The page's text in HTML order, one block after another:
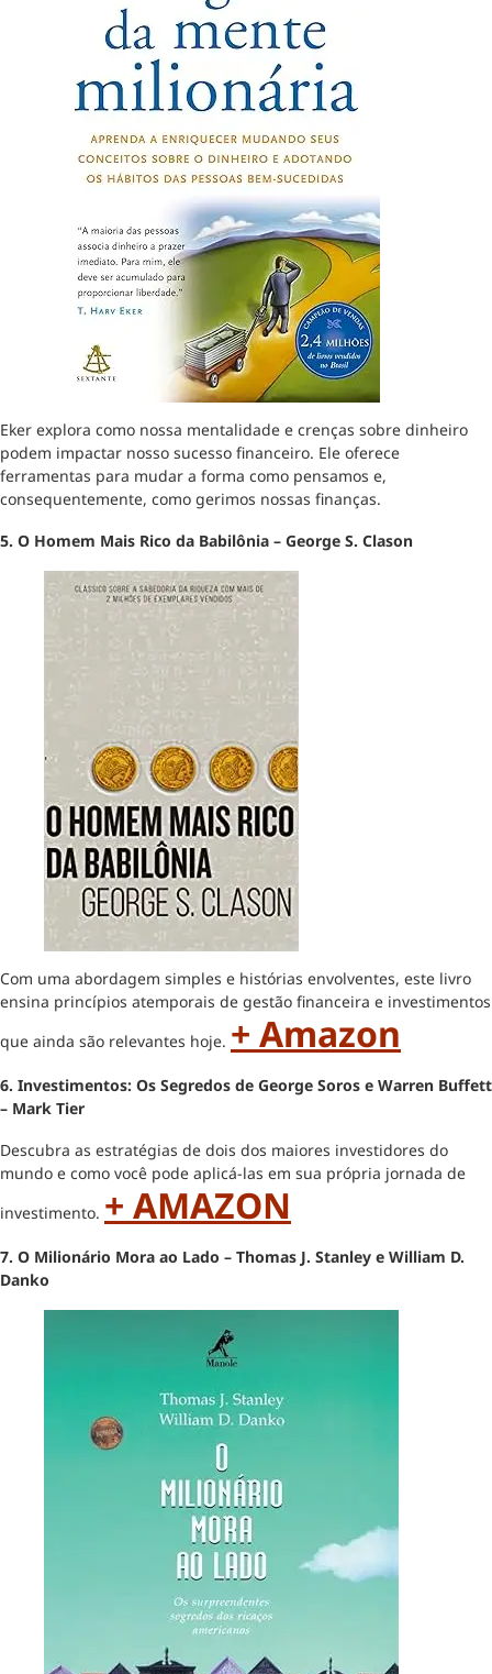
Eker explora como nossa mentalidade e crenças sobre dinheiro
podem impactar nosso sucesso financeiro. Ele oferece
ferramentas para mudar a forma como pensamos e,
consequentemente, como gerimos nossas finanças.
5. O Homem Mais Rico da Babilônia – George S. Clason
Com uma abordagem simples e histórias envolventes, este livro
ensina princípios atemporais de gestão financeira e investimentos
que ainda são relevantes hoje. + Amazon
6. Investimentos: Os Segredos de George Soros e Warren Buffett
– Mark Tier
Descubra as estratégias de dois dos maiores investidores do
mundo e como você pode aplicá-las em sua própria jornada de
investimento. + AMAZON
7. O Milionário Mora ao Lado – Thomas J. Stanley e William D.
Danko